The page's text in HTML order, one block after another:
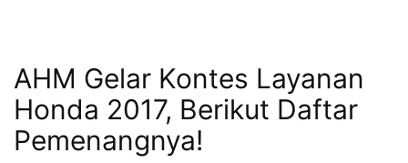
AHM Gelar Kontes Layanan
Honda 2017, Berikut Daftar
Pemenangnya!